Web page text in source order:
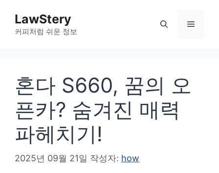
LawStery
커피처럼 쉬운 정보
메
혼다 S660, 꿈의 오
픈카? 숨겨진 매력
파헤치기!
2025년 09월 21일 작성자: how